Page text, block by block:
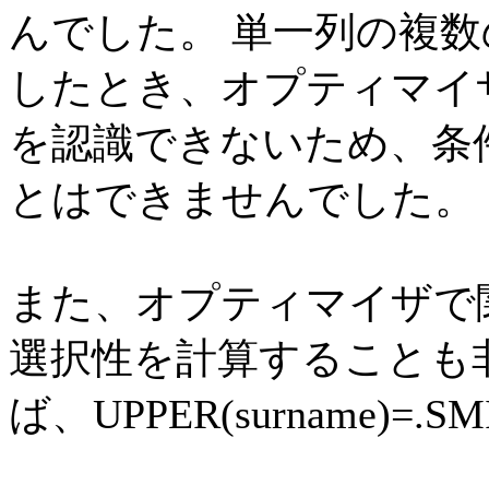
んでした。 単一列の複
したとき、オプティマ
を認識できないため、
とはできませんでした。
また、オプティマイザ
選択性を計算すること
ば、